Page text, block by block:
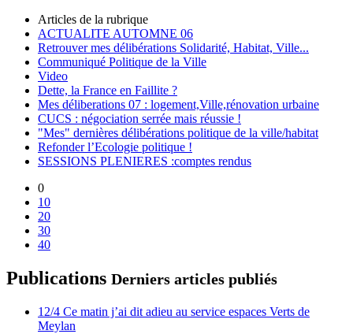
Articles de la rubrique
ACTUALITE AUTOMNE 06
Retrouver mes délibérations Solidarité, Habitat, Ville...
Communiqué Politique de la Ville
Video
Dette, la France en Faillite ?
Mes déliberations 07 : logement,Ville,rénovation urbaine
CUCS : négociation serrée mais réussie !
"Mes" dernières délibérations politique de la ville/habitat
Refonder l’Ecologie politique !
SESSIONS PLENIERES :comptes rendus
0
10
20
30
40
Publications Derniers articles publiés
12/4 Ce matin j’ai dit adieu au service espaces Verts de
Meylan